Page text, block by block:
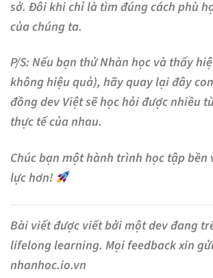
sở. Đôi khi chỉ là tìm đúng cách phù
của chúng ta.
P/S:Nếu bạn thử Nhàn học và thấy
không hiệu quả), hãy quay lại đây
đồng dev Việt sẽ học hỏi được nhiều
thực tế của nhau.
Chúc bạn một hành trình học tập bền
lực hơn!
Bài viết được viết bởi một dev đang
lifelong learning. Mọi feedback xin
nhanhoc.io.vn